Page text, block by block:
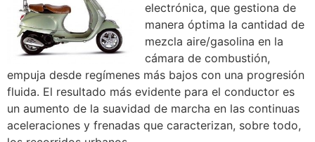
electrónica, que gestiona de
manera óptima la cantidad de
mezcla aire/gasolina en la
cámara de combustión,
empuja desde regímenes más bajos con una progresión
fluida. El resultado más evidente para el conductor es
un aumento de la suavidad de marcha en las continuas
aceleraciones y frenadas que caracterizan, sobre todo,